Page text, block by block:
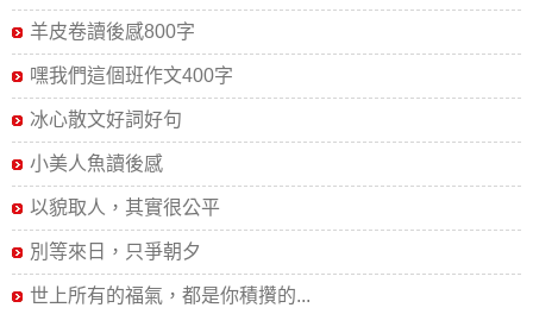
羊皮卷讀後感800字
嘿我們這個班作文400字
冰心散文好詞好句
小美人魚讀後感
以貌取人，其實很公平
別等來日，只爭朝夕
世上所有的福氣，都是你積攢的...